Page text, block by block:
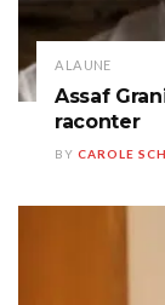
A LA UNE
Assaf
raconter
BY CAROLE